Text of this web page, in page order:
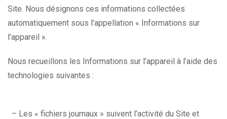
Site. Nous désignons ces informations collectées
automatiquement sous l’appellation « Informations sur
l’appareil ».
Nous recueillons les Informations sur l’appareil à l’aide des
technologies suivantes :
– Les « fichiers journaux » suivent l’activité du Site et